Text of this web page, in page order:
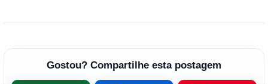
Gostou? Compartilhe esta postagem